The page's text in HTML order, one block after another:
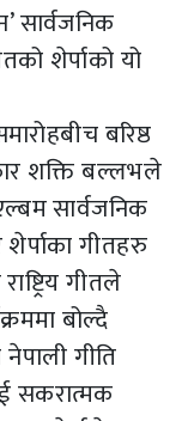
सार्वजनिक
शेर्पाको यो
बरिष्ठ
शक्ति बल्लभले
सार्वजनिक
गीतहरु
गीतले
बोल्दै
गीति
सकरात्मक